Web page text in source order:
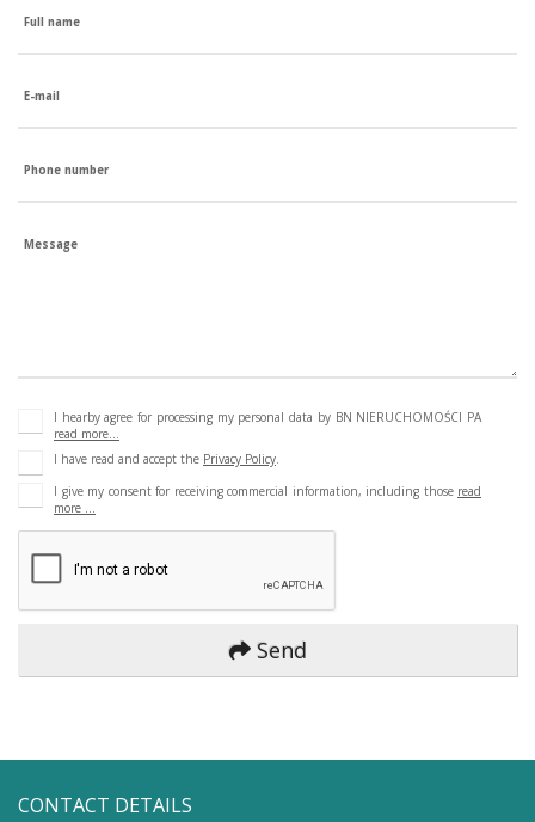
Full name
E-mail
Phone number
Message
I hearby agree for processing my personal data by BN NIERUCHOMOŚCI PA
read more...
I have read and accept the Privacy Policy
I give my consent for receiving commercial information, including those read
more ...
Send
CONTACT DETAILS